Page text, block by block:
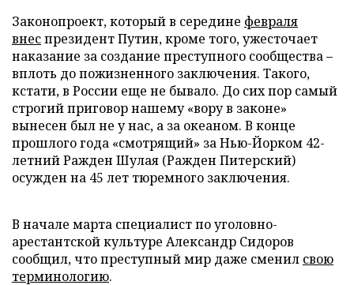
Законопроект, который в середине февраля
внеспрезидент Путин, кроме того, ужесточает
наказание за создание преступного сообщества –
вплоть до пожизненного заключения. Такого,
кстати, в России еще не бывало. До сих пор самый
строгий приговор нашему «вору в законе»
вынесен был не у нас, а за океаном. В конце
прошлого года «смотрящий» за Нью-Йорком 42-
летний Ражден Шулая (Ражден Питерский)
осужден на 45 лет тюремного заключения.
В начале марта специалист по уголовно-
арестантской культуре Александр Сидоров
сообщил, что преступный мир даже сменил свою
терминологию.